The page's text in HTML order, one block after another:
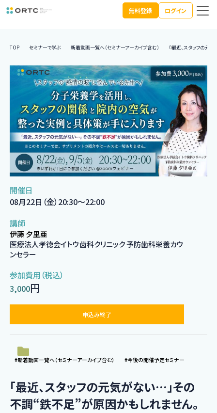
無料登録 ログイン
TOP セミナーで学ぶ 新着動画一覧へ（セミナーアーカイブ含む） 「最近、スタッフの元
「最近、スタッフの元気がない…」その
不調“鉄不足”が原因かもしれません。
開催日
08月22日（金）20:30〜22:00
講師
伊藤 夕里亜
医療法人孝徳会イトウ歯科クリニック 予防歯科栄養カウ
ンセラー
参加費用（税込）
3,000円
申込み終了
#新着動画一覧へ（セミナーアーカイブ含む） #今後の開催予定セミナー